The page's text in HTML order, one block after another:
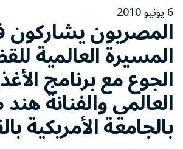
6 يونيو 2010
المصريون
المسيرة العالمية
الجوع مع برنامج
العالمي والفنانة
بالجامعة الأمريكية